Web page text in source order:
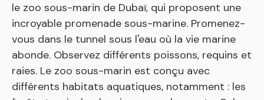
le zoo sous-marin de Dubaï, qui proposent une
incroyable promenade sous-marine. Promenez-
vous dans le tunnel sous l'eau où la vie marine
abonde. Observez différents poissons, requins et
raies. Le zoo sous-marin est conçu avec
différents habitats aquatiques, notamment : les